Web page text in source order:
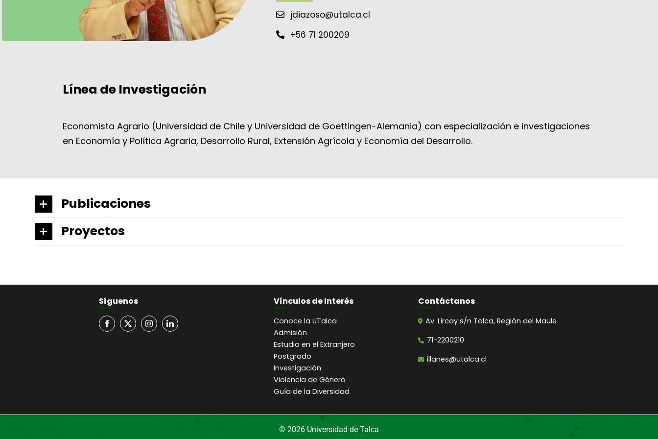
jdiazoso@utalca.cl
+56 71 200209
Línea de Investigación
Economista Agrario (Universidad de Chile y Universidad de Goettingen-Alemania) con especialización e investigaciones
en Economía y Política Agraria, Desarrollo Rural, Extensión Agrícola y Economía del Desarrollo.
Publicaciones
Proyectos
Síguenos Vínculos de Interés
Conoce la UTalca
Admisión
Estudia en el Extranjero
Postgrado
Investigación
Violencia de Género
Guía de la Diversidad
Contáctanos
Av. Lircay s/n Talca, Región del Maule
71-2200210
illanes@utalca.cl
© 2026 Universidad de Talca